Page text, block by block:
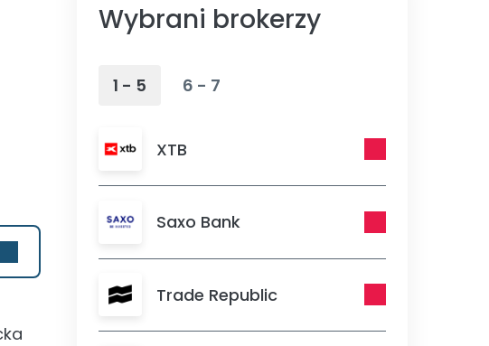
Wybrani brokerzy
1 - 5 6 - 7
XTB
Saxo Bank
Trade Republic